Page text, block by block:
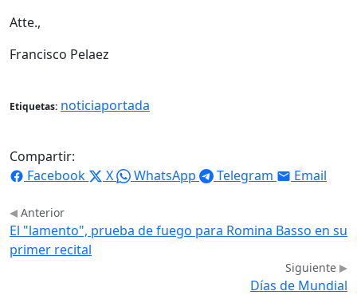
Atte.,
Francisco Pelaez
Etiquetas: noticiaportada
Compartir:
Facebook
X WhatsApp Telegram Email
Anterior
El "lamento", prueba de fuego para Romina Basso en su
primer recital
Siguiente
Días de Mundial